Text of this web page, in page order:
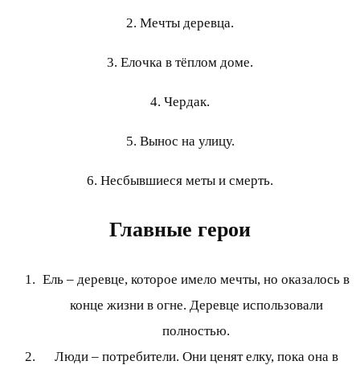
2. Мечты деревца.
3. Елочка в тёплом доме.
4. Чердак.
5. Вынос на улицу.
6. Несбывшиеся меты и смерть.
Главные герои
Ель – деревце, которое имело мечты, но оказалось в
конце жизни в огне. Деревце использовали
полностью.
Люди – потребители. Они ценят елку, пока она в